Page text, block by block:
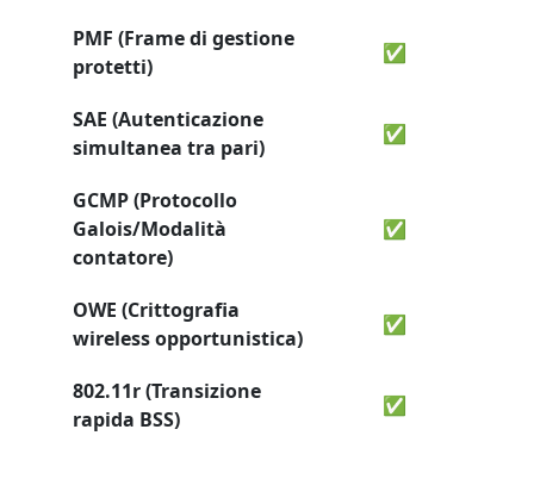
PMF (Frame di gestione
protetti)
✅
SAE (Autenticazione
simultanea tra pari)
✅
GCMP (Protocollo
Galois/Modalità
contatore)
✅
OWE (Crittografia
wireless opportunistica)
✅
802.11r (Transizione
rapida BSS)
✅